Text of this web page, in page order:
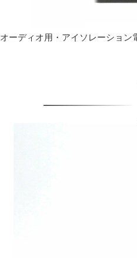
オーディオ用・アイソレーショ